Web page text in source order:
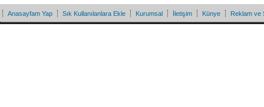
Anasayfam Yap Sık Kullanılanlara Ekle Kurumsal İletişim Künye Reklam ve